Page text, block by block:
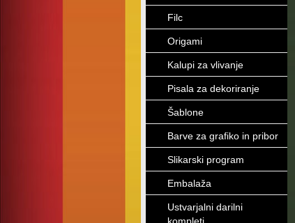
Filc
Origami
Kalupi za vlivanje
Pisala za dekoriranje
Šablone
Barve za grafiko in pribor
Slikarski program
Embalaža
Ustvarjalni darilni